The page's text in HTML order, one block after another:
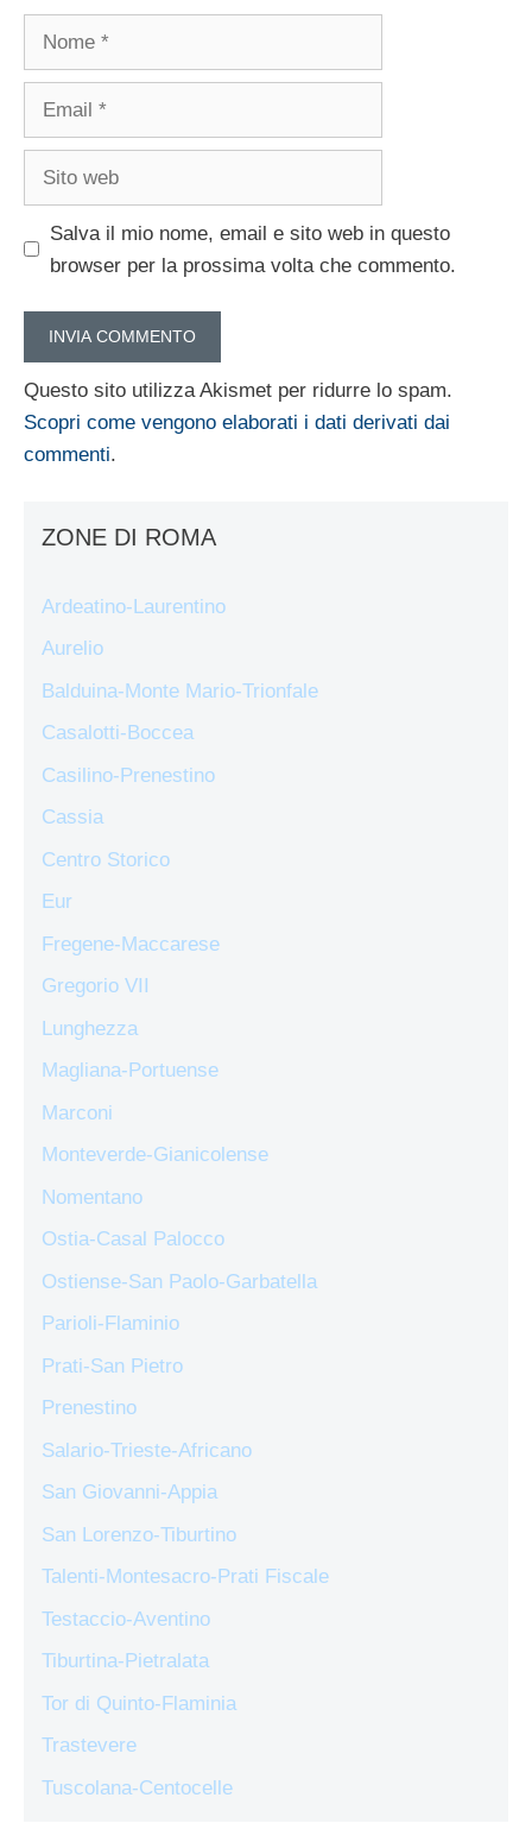
Nome
Email
Sito
Salva il mio nome, email e sito web in questo
browser per la prossima volta che commento.
Questo sito utilizza Akismet per ridurre lo spam.
Scopri come vengono elaborati i dati derivati dai
commenti.
ZONE DI ROMA
Ardeatino-Laurentino
Aurelio
Balduina-Monte Mario-Trionfale
Casalotti-Boccea
Casilino-Prenestino
Cassia
Centro Storico
Eur
Fregene-Maccarese
Gregorio VII
Lunghezza
Magliana-Portuense
Marconi
Monteverde-Gianicolense
Nomentano
Ostia-Casal Palocco
Ostiense-San Paolo-Garbatella
Parioli-Flaminio
Prati-San Pietro
Prenestino
Salario-Trieste-Africano
San Giovanni-Appia
San Lorenzo-Tiburtino
Talenti-Montesacro-Prati Fiscale
Testaccio-Aventino
Tiburtina-Pietralata
Tor di Quinto-Flaminia
Trastevere
Tuscolana-Centocelle